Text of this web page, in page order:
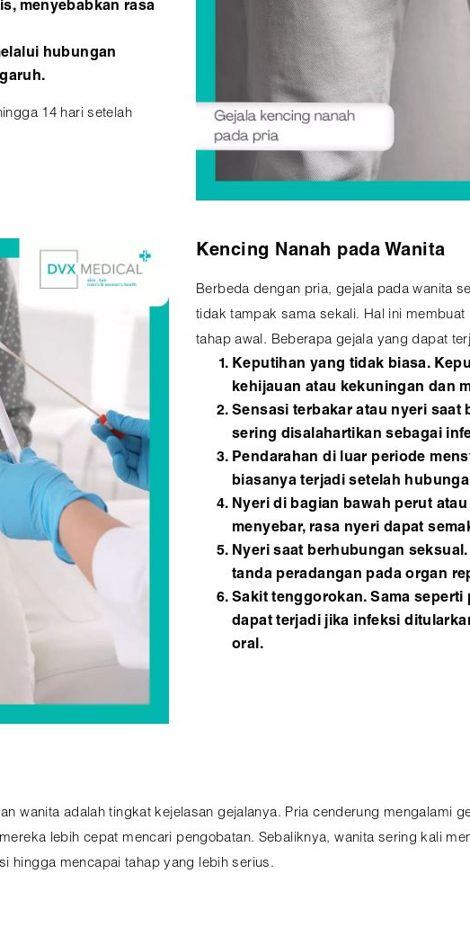
menyebabkan rasa
hubungan
14 hari setelah
Kencing Nanah pada Wanita
Berbeda dengan pria, gejala pada wanita
tidak tampak sama sekali. Hal ini
tahap awal. Beberapa gejala yang dapat
Keputihan yang tidak biasa.
kehijauan atau kekuningan dan
Sensasi terbakar atau nyeri saat
sering disalahartikan sebagai
Pendarahan di luar periode
biasanya terjadi setelah
Nyeri di bagian bawah perut
menyebar, rasa nyeri dapat
Nyeri saat berhubungan
tanda peradangan pada organ
Sakit tenggorokan. Sama
dapat terjadi jika infeksi
oral.
wanita adalah tingkat kejelasan gejalanya. Pria cenderung mengalami
lebih cepat mencari pengobatan. Sebaliknya, wanita sering kali
hingga mencapai tahap yang lebih serius.